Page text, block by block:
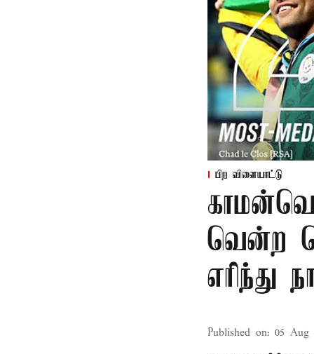
பிற விளையாட்டு
வென்ற
எரிந்து
Published on: 05 Aug